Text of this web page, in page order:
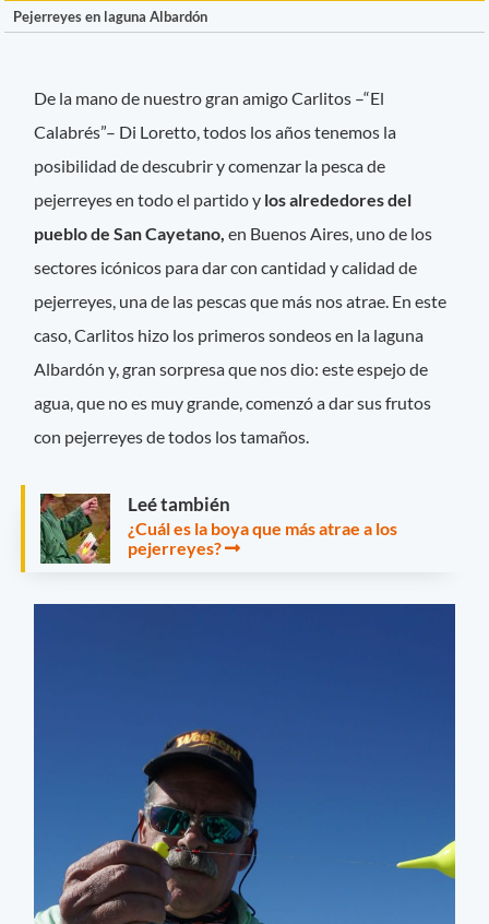
Pejerreyes en laguna Albardón
De la mano de nuestro gran amigo Carlitos –“El
Calabrés”– Di Loretto, todos los años tenemos la
posibilidad de descubrir y comenzar la pesca de
pejerreyes en todo el partido y los alrededores del
pueblo de San Cayetano, en Buenos Aires, uno de los
sectores icónicos para dar con cantidad y calidad de
pejerreyes, una de las pescas que más nos atrae. En este
caso, Carlitos hizo los primeros sondeos en la laguna
Albardón y, gran sorpresa que nos dio: este espejo de
agua, que no es muy grande, comenzó a dar sus frutos
con pejerreyes de todos los tamaños.
Leé también
¿Cuál es la boya que más atrae a los
pejerreyes?